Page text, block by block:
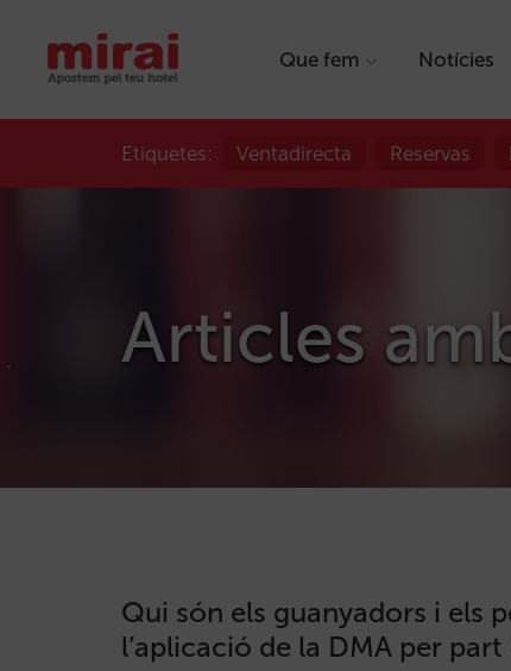
Que fem Notícies
Etiquetes: Ventadirecta Reservas
Articles
Qui són els guanyadors i els
l’aplicació de la DMA per